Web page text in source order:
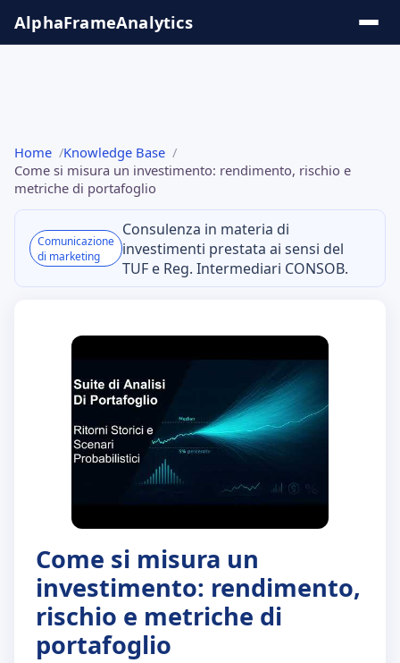
contenuto
AlphaFrameAnalytics
Soluzioni &
Insights
Tool
Online
Knowledge
Chi Siamo
Home
Knowledge Base
Come si misura un investimento: rendimento, rischio e
metriche di portafoglio
Comunicazione
di marketing
Consulenza in materia di
investimenti prestata ai sensi del
TUF e Reg. Intermediari CONSOB.
Come si misura un
investimento: rendimento,
rischio e metriche di
portafoglio